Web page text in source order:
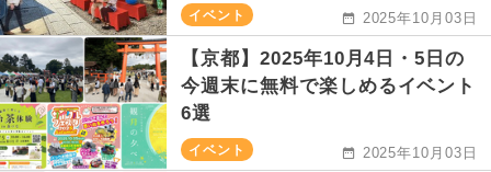
イベント 2025年10月03日
【京都】2025年10月4日・5日の
今週末に無料で楽しめるイベント
6選
イベント 2025年10月03日